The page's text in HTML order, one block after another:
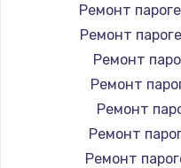
Ремонт
Ремонт
Ремонт
Ремонт
Ремонт
Ремонт
Ремонт